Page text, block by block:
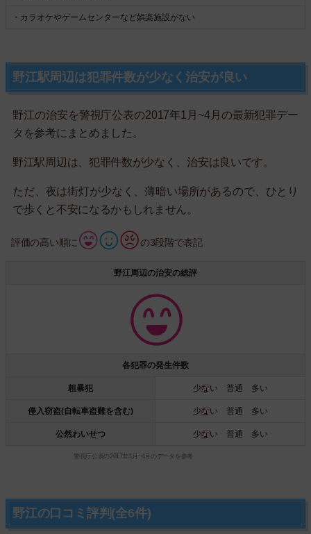
・カラオケやゲームセンターなど娯楽施設がない
野江駅周辺は犯罪件数が少なく治安が良い
野江の治安を警視庁公表の2017年1月~4月の最新犯罪デー
タを参考にまとめました。
野江駅周辺は、犯罪件数が少なく、治安は良いです。
ただ、夜は街灯が少なく、薄暗い場所があるので、ひとり
で歩くと不安になるかもしれません。
評価の高い順に の3段階で表記
野江周辺の治安の総評
各犯罪の発生件数
粗暴犯 少ない 普通 多い
侵入窃盗(自転車盗難を含む) 少ない 普通 多い
公然わいせつ 少ない 普通 多い
警視庁公表の2017年1月~4月のデータを参考
野江の口コミ評判(全6件)